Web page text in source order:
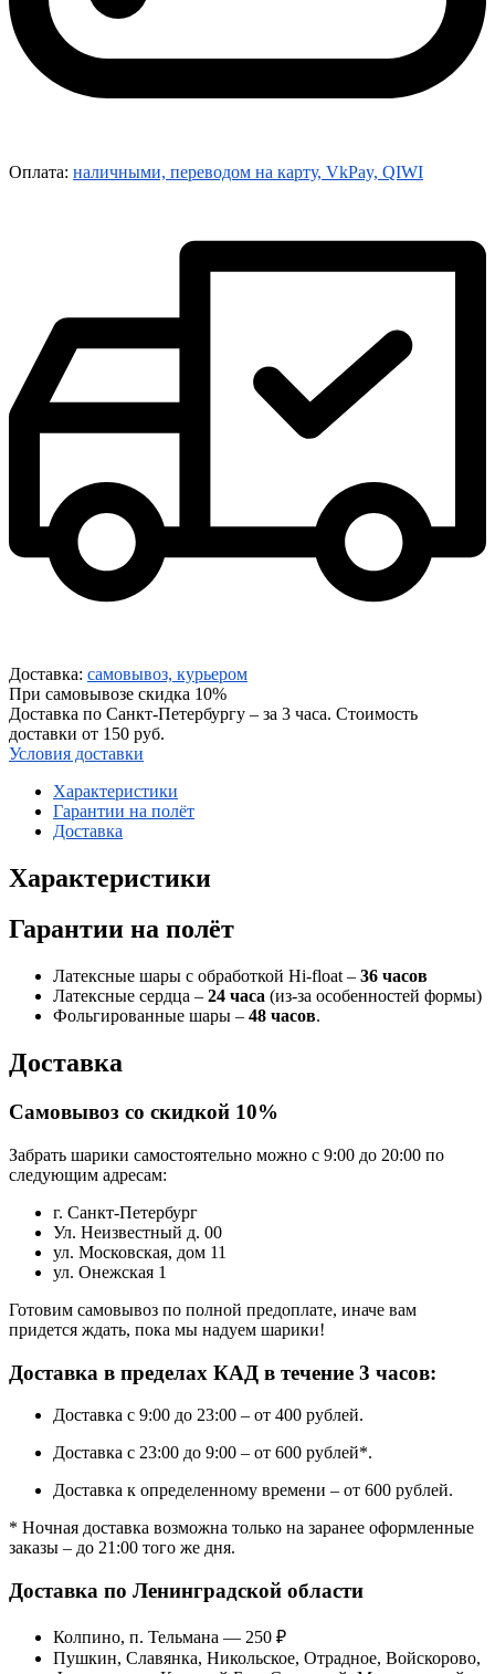
Оплата: наличными, переводом на карту, VkPay, QIWI
Доставка: самовывоз, курьером
При самовывозе скидка 10%
Доставка по Санкт-Петербургу – за 3 часа. Стоимость
доставки от 150 руб.
Условия доставки
Характеристики
Гарантии на полёт
Доставка
Характеристики
Гарантии на полёт
Латексные шары с обработкой Hi-float – 36 часов
Латексные сердца – 24 часа (из-за особенностей формы)
Фольгированные шары – 48 часов.
Доставка
Самовывоз со скидкой 10%
Забрать шарики самостоятельно можно с 9:00 до 20:00 по
следующим адресам:
г. Санкт-Петербург
Ул. Неизвестный д. 00
ул. Московская, дом 11
ул. Онежская 1
Готовим самовывоз по полной предоплате, иначе вам
придется ждать, пока мы надуем шарики!
Доставка в пределах КАД в течение 3 часов:
Доставка с 9:00 до 23:00 – от 400 рублей.
Доставка с 23:00 до 9:00 – от 600 рублей*.
Доставка к определенному времени – от 600 рублей.
* Ночная доставка возможна только на заранее оформленные
заказы – до 21:00 того же дня.
Доставка по Ленинградской области
Колпино, п. Тельмана — 250 ₽
Пушкин, Славянка, Никольское, Отрадное, Войскорово,